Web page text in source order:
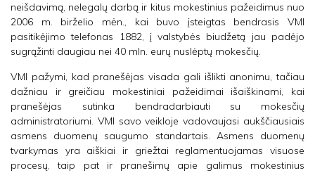
neišdavimą, nelegalų darbą ir kitus mokestinius pažeidimus nuo
2006 m. birželio mėn., kai buvo įsteigtas bendrasis VMI
pasitikėjimo telefonas 1882, į valstybės biudžetą jau padėjo
sugrąžinti daugiau nei 40 mln. eurų nuslėptų mokesčių.
VMI pažymi, kad pranešėjas visada gali išlikti anonimu, tačiau
dažniau ir greičiau mokestiniai pažeidimai išaiškinami, kai
pranešėjas sutinka bendradarbiauti su mokesčių
administratoriumi. VMI savo veikloje vadovaujasi aukščiausiais
asmens duomenų saugumo standartais. Asmens duomenų
tvarkymas yra aiškiai ir griežtai reglamentuojamas visuose
procesų, taip pat ir pranešimų apie galimus mokestinius